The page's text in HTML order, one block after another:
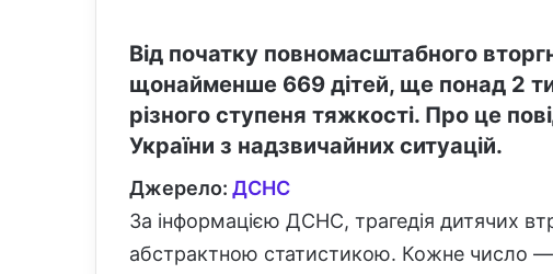
Від початку повномасштабного
щонайменше 669 дітей, ще понад 2
різного ступеня тяжкості. Про це
України з надзвичайних ситуацій.
Джерело: ДСНС
За інформацією ДСНС, трагедія дитячих
абстрактною статистикою. Кожне число —